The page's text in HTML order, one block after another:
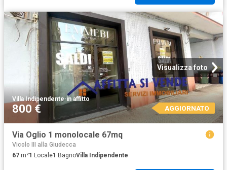
Visualizza foto
Villa Indipendente·in affitto
800 € AGGIORNATO
Via Oglio 1 monolocale 67mq
Vicolo III alla Giudecca
67 m²1 Locale1 BagnoVilla Indipendente